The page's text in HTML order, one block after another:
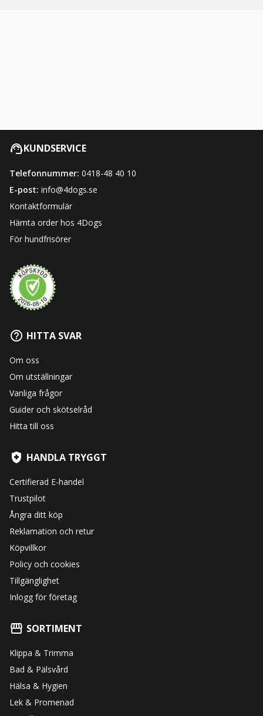
KUNDSERVICE
Telefonnummer: 0418-48 40 10
E-post: info@4dogs.se
Kontaktformulär
Hämta order hos 4Dogs
För hundfrisörer
HITTA SVAR
Om oss
Om utställningar
Vanliga frågor
Guider och skötselråd
Hitta till oss
HANDLA TRYGGT
Certifierad E-handel
Trustpilot
Ångra ditt köp
Reklamation och retur
Köpvillkor
Policy och cookies
Tillgänglighet
Inlogg för företag
SORTIMENT
Klippa & Trimma
Bad & Pälsvård
Hälsa & Hygien
Lek & Promenad